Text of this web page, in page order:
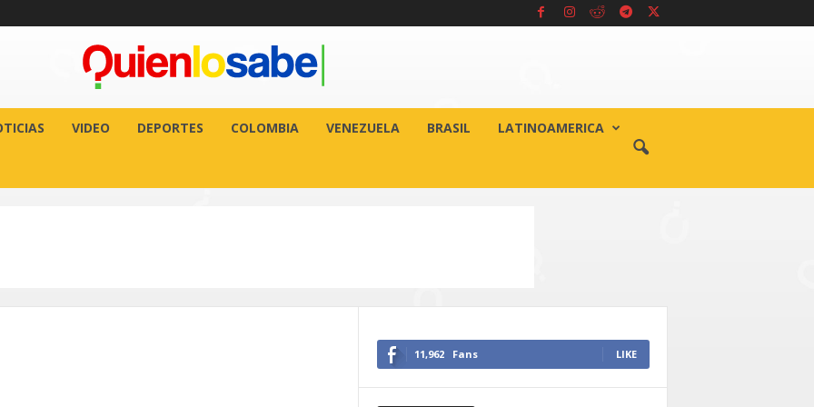
VIDEO DEPORTES COLOMBIA VENEZUELA BRASIL LATINOAMERICA
11,962 Fans LIKE